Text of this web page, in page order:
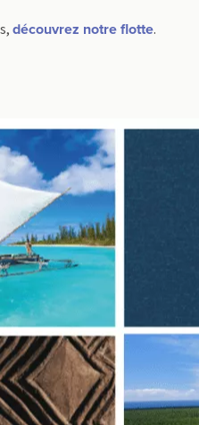
découvrez notre flotte.